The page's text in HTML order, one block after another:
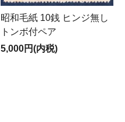
昭和毛紙 10銭 ヒンジ無し
トンボ付ペア
5,000円(内税)